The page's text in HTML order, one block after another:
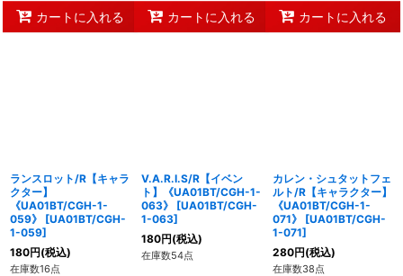
カートに入れる カートに入れる カートに入れる
ランスロット/R【キャラ
クター】
《UA01BT/CGH-1-
059》
[UA01BT/CGH-
1-059]
180円(税込)
在庫数16点
V.A.R.I.S/R【イベン
ト】《UA01BT/CGH-1-
063》
[UA01BT/CGH-
1-063]
180円(税込)
在庫数54点
カレン・シュタットフェ
ルト/R【キャラクター】
《UA01BT/CGH-1-
071》
[UA01BT/CGH-
1-071]
280円(税込)
在庫数38点